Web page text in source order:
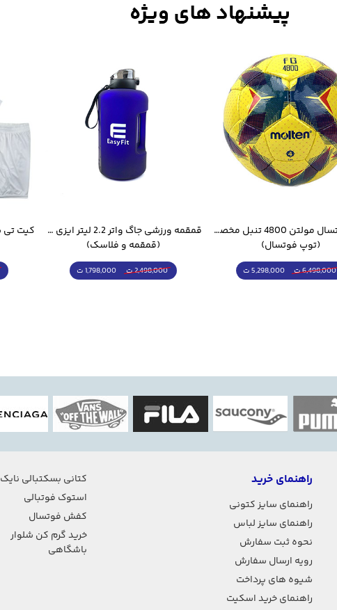
توپ فوتسال مولتن 4800 تنبل مخصوص سالن
(توپ فوتسال)
6,498,000 ت 5,298,000 ت
قمقمه ورزشی جاگ واتر 2.2 لیتر ایزی فیت
(قمقمه و فلاسک)
2,498,000 ت 1,798,000 ت
راهنمای خرید
راهنمای سایز کتونی
راهنمای سایز لباس
نحوه ثبت سفارش
رویه ارسال سفارش
شیوه های پرداخت
راهنمای خرید اسکیت
کتانی بسکتبالی نایک
استوک فوتبالی
کفش فوتسال
خرید گرم کن شلوار
باشگاهی